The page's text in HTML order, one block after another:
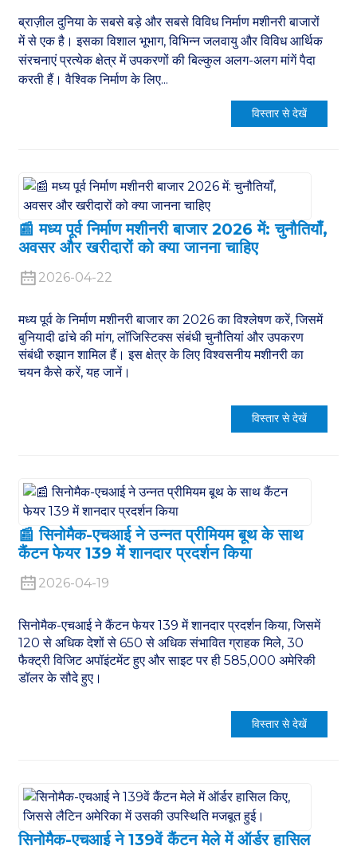
ब्राज़ील दुनिया के सबसे बड़े और सबसे विविध निर्माण मशीनरी बाजारों
में से एक है। इसका विशाल भूभाग, विभिन्न जलवायु और विविध आर्थिक
संरचनाएं प्रत्येक क्षेत्र में उपकरणों की बिल्कुल अलग-अलग मांगें पैदा
करती हैं। वैश्विक निर्माण के लिए...
विस्तार से देखें
📰 मध्य पूर्व निर्माण मशीनरी बाजार 2026 में: चुनौतियाँ,
अवसर और खरीदारों को क्या जानना चाहिए
2026-04-22
मध्य पूर्व के निर्माण मशीनरी बाजार का 2026 का विश्लेषण करें, जिसमें
बुनियादी ढांचे की मांग, लॉजिस्टिक्स संबंधी चुनौतियां और उपकरण
संबंधी रुझान शामिल हैं। इस क्षेत्र के लिए विश्वसनीय मशीनरी का
चयन कैसे करें, यह जानें।
विस्तार से देखें
📰 सिनोमैक-एचआई ने उन्नत प्रीमियम बूथ के साथ
कैंटन फेयर 139 में शानदार प्रदर्शन किया
2026-04-19
सिनोमैक-एचआई ने कैंटन फेयर 139 में शानदार प्रदर्शन किया, जिसमें
120 से अधिक देशों से 650 से अधिक संभावित ग्राहक मिले, 30
फैक्ट्री विजिट अपॉइंटमेंट हुए और साइट पर ही 585,000 अमेरिकी
डॉलर के सौदे हुए।
विस्तार से देखें
सिनोमैक-एचआई ने 139वें कैंटन मेले में ऑर्डर हासिल